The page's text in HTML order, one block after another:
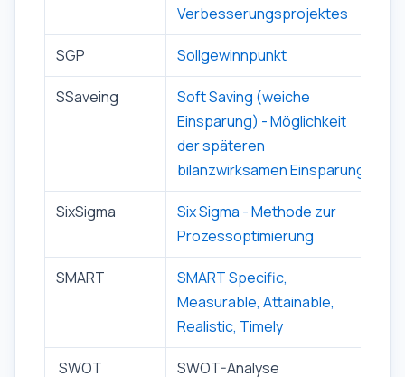
Verbesserungsprojektes
SGP Sollgewinnpunkt
SSaveing
Soft Saving (weiche
Einsparung) - Möglichkeit
der späteren
bilanzwirksamen Einsparung
SixSigma
Six Sigma - Methode zur
Prozessoptimierung
SMART
SMART Specific,
Measurable, Attainable,
Realistic, Timely
SWOT SWOT-Analyse